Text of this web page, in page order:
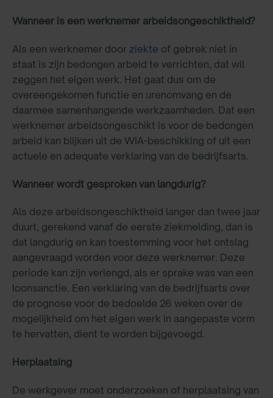
Wanneer is een werknemer arbeidsongeschiktheid?
Als een werknemer door ziekte of gebrek niet in
staat is zijn bedongen arbeid te verrichten, dat wil
zeggen het eigen werk. Het gaat dus om de
overeengekomen functie en urenomvang en de
daarmee samenhangende werkzaamheden. Dat een
werknemer arbeidsongeschikt is voor de bedongen
arbeid kan blijken uit de WIA-beschikking of uit een
actuele en adequate verklaring van de bedrijfsarts.
Wanneer wordt gesproken van langdurig?
Als deze arbeidsongeschiktheid langer dan twee jaar
duurt, gerekend vanaf de eerste ziekmelding, dan is
dat langdurig en kan toestemming voor het ontslag
aangevraagd worden voor deze werknemer. Deze
periode kan zijn verlengd, als er sprake was van een
loonsanctie. Een verklaring van de bedrijfsarts over
de prognose voor de bedoelde 26 weken over de
mogelijkheid om het eigen werk in aangepaste vorm
te hervatten, dient te worden bijgevoegd.
Herplaatsing
De werkgever moet onderzoeken of herplaatsing van